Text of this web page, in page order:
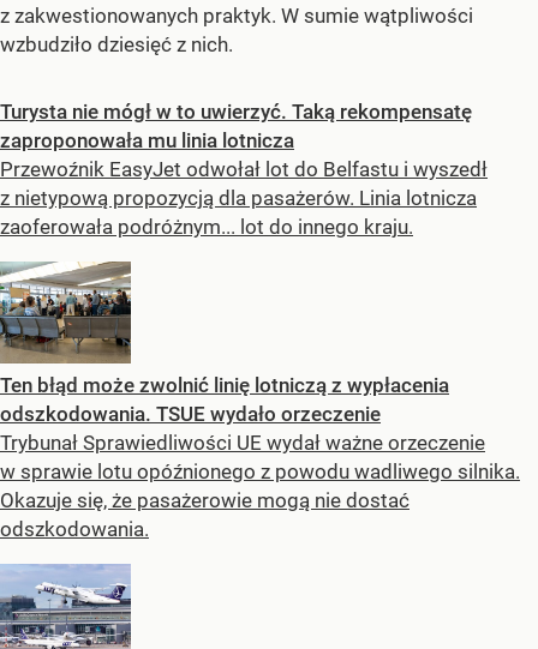
z zakwestionowanych praktyk. W sumie wątpliwości
wzbudziło dziesięć z nich.
Turysta nie mógł w to uwierzyć. Taką rekompensatę
zaproponowała mu linia lotnicza
Przewoźnik EasyJet odwołał lot do Belfastu i wyszedł
z nietypową propozycją dla pasażerów. Linia lotnicza
zaoferowała podróżnym... lot do innego kraju.
Ten błąd może zwolnić linię lotniczą z wypłacenia
odszkodowania. TSUE wydało orzeczenie
Trybunał Sprawiedliwości UE wydał ważne orzeczenie
w sprawie lotu opóźnionego z powodu wadliwego silnika.
Okazuje się, że pasażerowie mogą nie dostać
odszkodowania.